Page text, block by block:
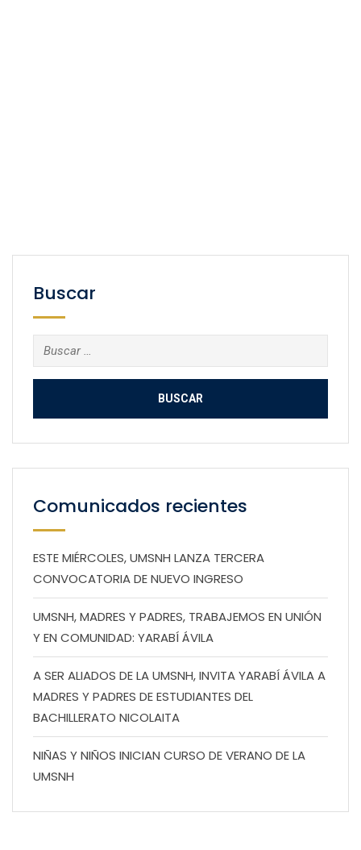
Buscar
Buscar:
Comunicados recientes
ESTE MIÉRCOLES, UMSNH LANZA TERCERA
CONVOCATORIA DE NUEVO INGRESO
UMSNH, MADRES Y PADRES, TRABAJEMOS EN UNIÓN
Y EN COMUNIDAD: YARABÍ ÁVILA
A SER ALIADOS DE LA UMSNH, INVITA YARABÍ ÁVILA A
MADRES Y PADRES DE ESTUDIANTES DEL
BACHILLERATO NICOLAITA
NIÑAS Y NIÑOS INICIAN CURSO DE VERANO DE LA
UMSNH